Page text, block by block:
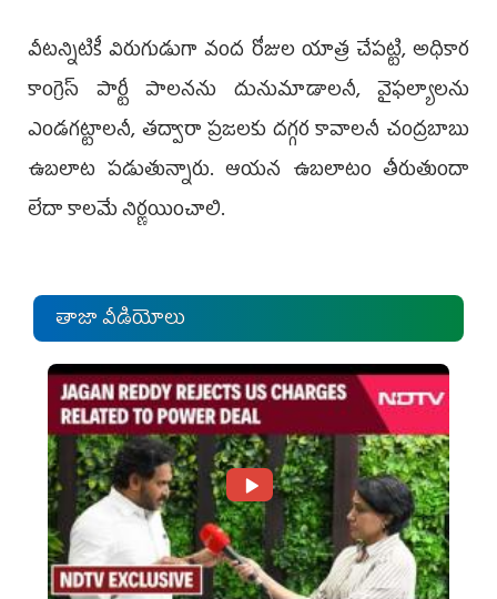
వీటన్నిటికీ విరుగుడుగా వంద రోజుల యాత్ర చేపట్టి, అధికార
కాంగ్రెస్ పార్టీ పాలనను దునుమాడాలనీ, వైఫల్యాలను
ఎండగట్టాలనీ, తద్వారా ప్రజలకు దగ్గర కావాలనీ చంద్రబాబు
ఉబలాట పడుతున్నారు. ఆయన ఉబలాటం తీరుతుందా
లేదా కాలమే నిర్ణయించాలి.
తాజా వీడియోలు